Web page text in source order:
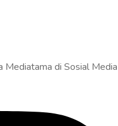
Mediatama di Sosial Media